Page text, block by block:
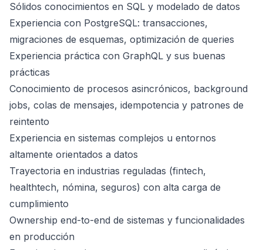
Sólidos conocimientos en SQL y modelado de datos
Experiencia con PostgreSQL: transacciones,
migraciones de esquemas, optimización de queries
Experiencia práctica con GraphQL y sus buenas
prácticas
Conocimiento de procesos asincrónicos, background
jobs, colas de mensajes, idempotencia y patrones de
reintento
Experiencia en sistemas complejos u entornos
altamente orientados a datos
Trayectoria en industrias reguladas (fintech,
healthtech, nómina, seguros) con alta carga de
cumplimiento
Ownership end-to-end de sistemas y funcionalidades
en producción